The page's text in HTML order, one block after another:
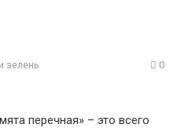
зелень 0
перечная» – это всего